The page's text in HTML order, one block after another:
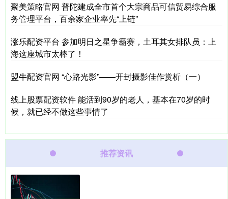
聚美策略官网 普陀建成全市首个大宗商品可信贸易综合服
务管理平台，百余家企业率先“上链”
涨乐配资平台 参加明日之星争霸赛，土耳其女排队员：上
海这座城市太棒了！
盟牛配资官网 “心路光影”——开封摄影佳作赏析（一）
线上股票配资软件 能活到90岁的老人，基本在70岁的时
候，就已经不做这些事情了
推荐资讯